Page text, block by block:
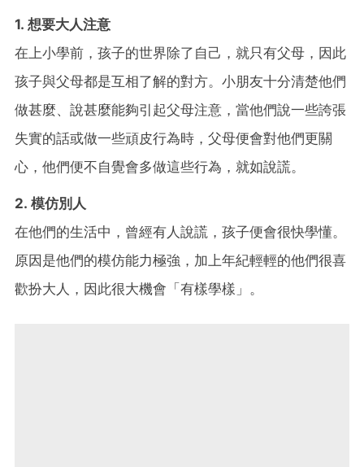
1. 想要大人注意
在上小學前，孩子的世界除了自己，就只有父母，因此
孩子與父母都是互相了解的對方。小朋友十分清楚他們
做甚麼、說甚麼能夠引起父母注意，當他們說一些誇張
失實的話或做一些頑皮行為時，父母便會對他們更關
心，他們便不自覺會多做這些行為，就如說謊。
2. 模仿別人
在他們的生活中，曾經有人說謊，孩子便會很快學懂。
原因是他們的模仿能力極強，加上年紀輕輕的他們很喜
歡扮大人，因此很大機會「有樣學樣」。